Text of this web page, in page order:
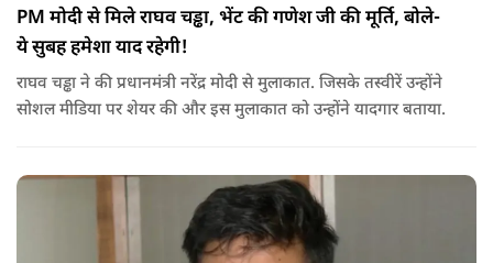
PM मोदी से मिले राघव चड्ढा, भेंट की गणेश जी की मूर्ति, बोले-
ये सुबह हमेशा याद रहेगी!
राघव चड्ढा ने की प्रधानमंत्री नरेंद्र मोदी से मुलाकात. जिसके तस्वीरें उन्होंने
सोशल मीडिया पर शेयर की और इस मुलाकात को उन्होंने यादगार बताया.